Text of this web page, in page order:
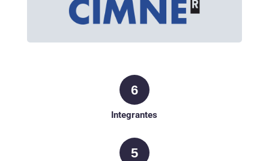
6
Integrantes
5